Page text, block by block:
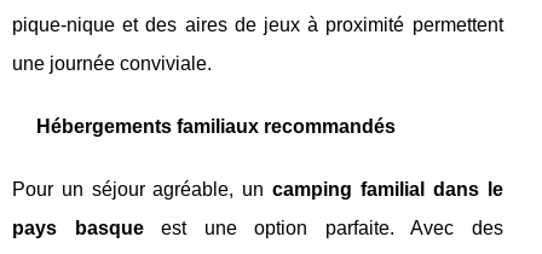
pique-nique et des aires de jeux à proximité permettent
une journée conviviale.
Hébergements familiaux recommandés
Pour un séjour agréable, uncamping familial dans le
pays basqueest une option parfaite. Avec des